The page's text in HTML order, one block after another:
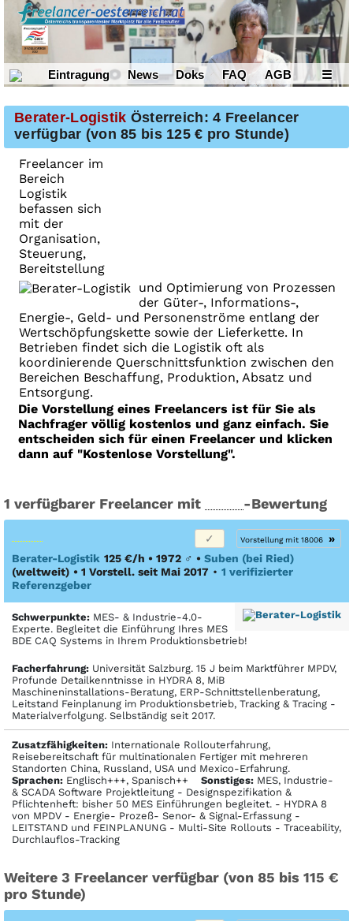
Eintragung News Doks FAQ AGB ☰
Berater-Logistik Österreich: 4 Freelancer
verfügbar (von 85 bis 125 € pro Stunde)
Freelancer im
Bereich
Logistik
befassen sich
mit der
Organisation,
Steuerung,
Bereitstellung
und Optimierung von Prozessen
der Güter-, Informations-,
Energie-, Geld- und Personenströme entlang der
Wertschöpfungskette sowie der Lieferkette. In
Betrieben findet sich die Logistik oft als
koordinierende Querschnittsfunktion zwischen den
Bereichen Beschaffung, Produktion, Absatz und
Entsorgung.
Die Vorstellung eines Freelancers ist für Sie als
Nachfrager völlig kostenlos und ganz einfach. Sie
entscheiden sich für einen Freelancer und klicken
dann auf "Kostenlose Vorstellung".
1 verfügbarer Freelancer mit -Bewertung
Vorstellung mit 18006
»
Berater-Logistik 125 €/h • 1972 ♂ • Suben (bei Ried)
(weltweit) • 1 Vorstell. seit Mai 2017 • 1 verifizierter
Referenzgeber
Schwerpunkte: MES- & Industrie-4.0-
Experte. Begleitet die Einführung Ihres MES
BDE CAQ Systems in Ihrem Produktionsbetrieb!
Facher­fahrung: Universität Salzburg. 15 J beim Marktführer MPDV,
Profunde Detailkenntnisse in HYDRA 8, MiB
Maschineninstallations-Beratung, ERP-Schnittstellenberatung,
Leitstand Feinplanung im Produktionsbetrieb, Tracking & Tracing -
Materialverfolgung. Selbständig seit 2017.
Zusatzfähigkeiten: Internationale Rollouterfahrung,
Reisebereitschaft für multinationalen Fertiger mit mehreren
Standorten China, Russland, USA und Mexico-Erfahrung.
Sprachen: Englisch+++, Spanisch++ Sonstiges: MES, Industrie-
& SCADA Software Projektleitung - Designspezifikation &
Pflichtenheft: bisher 50 MES Einführungen begleitet. - HYDRA 8
von MPDV - Energie- Prozeß- Senor- & Signal-Erfassung -
LEITSTAND und FEINPLANUNG - Multi-Site Rollouts - Traceability,
Durchlauflos-Tracking
Weitere 3 Freelancer verfügbar (von 85 bis 115 €
pro Stunde)